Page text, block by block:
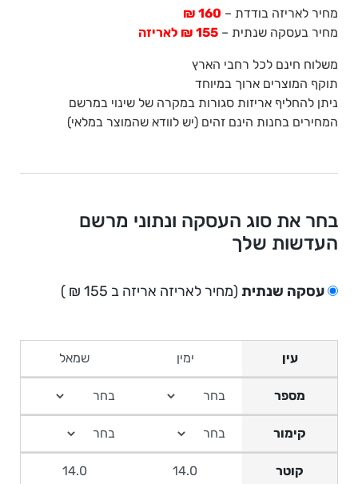
מחיר לאריזה בודדת – 160 ₪
מחיר בעסקה שנתית – 155 ₪ לאריזה
משלוח חינם לכל רחבי הארץ
תוקף המוצרים ארוך במיוחד
ניתן להחליף אריזות סגורות במקרה של שינוי במרשם
המחירים בחנות הינם זהים (יש לוודא שהמוצר במלאי)
בחר את סוג העסקה ונתוני מרשם
העדשות שלך
עסקה שנתית (מחיר לאריזה אריזה ב 155 ₪ )
עין
מספר
קימור
קוטר